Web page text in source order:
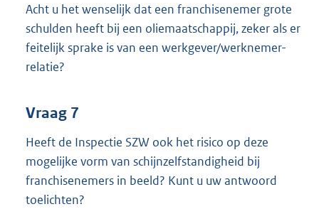
Acht u het wenselijk dat een franchisenemer grote
schulden heeft bij een oliemaatschappij, zeker als er
feitelijk sprake is van een werkgever/werknemer-
relatie?
Vraag 7
Heeft de Inspectie SZW ook het risico op deze
mogelijke vorm van schijnzelfstandigheid bij
franchisenemers in beeld? Kunt u uw antwoord
toelichten?